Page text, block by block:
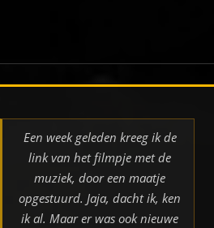
Een week geleden kreeg ik de
link van het filmpje met de
muziek, door een maatje
opgestuurd. Jaja, dacht ik, ken
ik al. Maar er was ook nieuwe